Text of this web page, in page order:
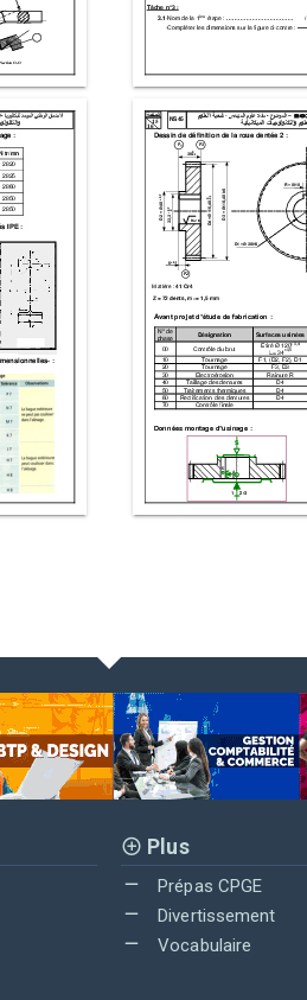
Plus
Prépas CPGE
Divertissement
Vocabulaire